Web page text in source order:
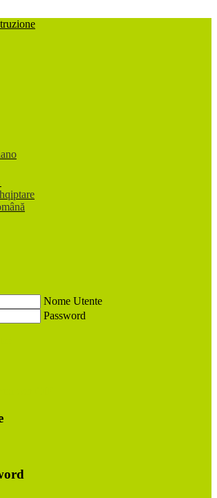
Nome Utente
Password